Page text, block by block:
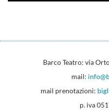
Barco Teatro: via
mail:
mail prenotazioni:
p. iva